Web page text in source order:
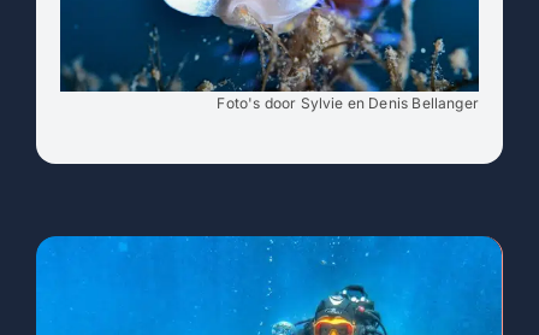
Foto's door Sylvie en Denis Bellanger